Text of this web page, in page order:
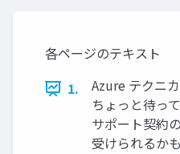
各ページのテキスト
1.
Azure テクニ
ちょっと待っ
サポート契約
受けられるか